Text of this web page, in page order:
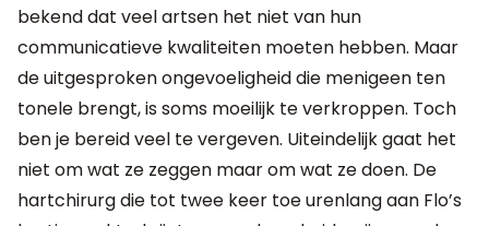
bekend dat veel artsen het niet van hun
communicatieve kwaliteiten moeten hebben. Maar
de uitgesproken ongevoeligheid die menigeen ten
tonele brengt, is soms moeilijk te verkroppen. Toch
ben je bereid veel te vergeven. Uiteindelijk gaat het
niet om wat ze zeggen maar om wat ze doen. De
hartchirurg die tot twee keer toe urenlang aan Flo’s